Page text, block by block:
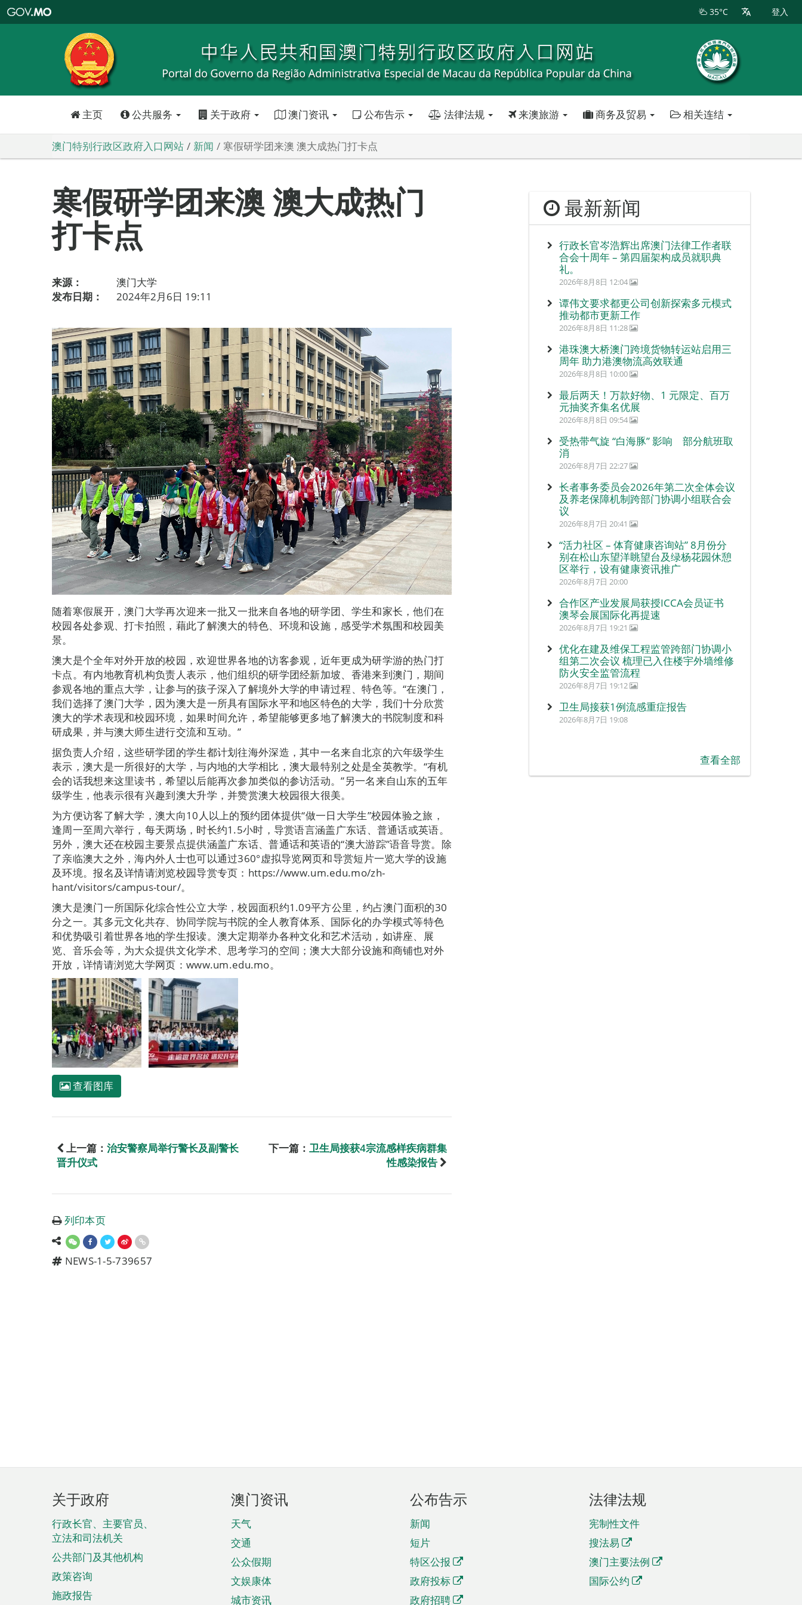
特
政
区
政
口
35°C 登入
主页 公共服务 关于政府 澳门资讯 公布告示 法律法规 来澳旅游 商务及贸易 相关连结
澳门特别行政区政府入口网站 新闻 寒假研学团来澳 澳大成热门打卡点
寒假研学团来澳 澳大成热门
打卡点
来源：
澳门大学
发布日期：
2024年2月6日 19:11
随着寒假展开，澳门大学再次迎来一批又一批来自各地的研学团、学生和家长，他们在
校园各处参观、打卡拍照，藉此了解澳大的特色、环境和设施，感受学术氛围和校园美
景。
澳大是个全年对外开放的校园，欢迎世界各地的访客参观，近年更成为研学游的热门打
卡点。有内地教育机构负责人表示，他们组织的研学团经新加坡、香港来到澳门，期间
参观各地的重点大学，让参与的孩子深入了解境外大学的申请过程、特色等。“在澳门，
我们选择了澳门大学，因为澳大是一所具有国际水平和地区特色的大学，我们十分欣赏
澳大的学术表现和校园环境，如果时间允许，希望能够更多地了解澳大的书院制度和科
研成果，并与澳大师生进行交流和互动。”
据负责人介绍，这些研学团的学生都计划往海外深造，其中一名来自北京的六年级学生
表示，澳大是一所很好的大学，与内地的大学相比，澳大最特别之处是全英教学。“有机
会的话我想来这里读书，希望以后能再次参加类似的参访活动。”另一名来自山东的五年
级学生，他表示很有兴趣到澳大升学，并赞赏澳大校园很大很美。
为方便访客了解大学，澳大向10人以上的预约团体提供“做一日大学生”校园体验之旅，
逢周一至周六举行，每天两场，时长约1.5小时，导赏语言涵盖广东话、普通话或英语。
另外，澳大还在校园主要景点提供涵盖广东话、普通话和英语的“澳大游踪”语音导赏。除
了亲临澳大之外，海内外人士也可以通过360°虚拟导览网页和导赏短片一览大学的设施
及环境。报名及详情请浏览校园导赏专页：https://www.um.edu.mo/zh-
hant/visitors/campus-tour/。
澳大是澳门一所国际化综合性公立大学，校园面积约1.09平方公里，约占澳门面积的30
分之一。其多元文化共存、协同学院与书院的全人教育体系、国际化的办学模式等特色
和优势吸引着世界各地的学生报读。澳大定期举办各种文化和艺术活动，如讲座、展
览、音乐会等，为大众提供文化学术、思考学习的空间；澳大大部分设施和商铺也对外
开放，详情请浏览大学网页：www.um.edu.mo。
查看图库
上一篇： 治安警察局举行警长及副警长
晋升仪式
下一篇： 卫生局接获4宗流感样疾病群集
性感染报告
列印本页
NEWS-1-5-739657
最新新闻
行政长官岑浩辉出席澳门法律工作者联
合会十周年 – 第四届架构成员就职典
礼。
2026年8月8日 12:04
谭伟文要求都更公司创新探索多元模式
推动都市更新工作
2026年8月8日 11:28
港珠澳大桥澳门跨境货物转运站启用三
周年 助力港澳物流高效联通
2026年8月8日 10:00
最后两天！万款好物、1 元限定、百万
元抽奖齐集名优展
2026年8月8日 09:54
受热带气旋 “白海豚” 影响 部分航班取
消
2026年8月7日 22:27
长者事务委员会2026年第二次全体会议
及养老保障机制跨部门协调小组联合会
议
2026年8月7日 20:41
“活力社区 – 体育健康咨询站” 8月份分
别在松山东望洋眺望台及绿杨花园休憩
区举行，设有健康资讯推广
2026年8月7日 20:00
合作区产业发展局获授ICCA会员证书
澳琴会展国际化再提速
2026年8月7日 19:21
优化在建及维保工程监管跨部门协调小
组第二次会议 梳理已入住楼宇外墙维修
防火安全监管流程
2026年8月7日 19:12
卫生局接获1例流感重症报告
2026年8月7日 19:08
查看全部
页
脚
菜
单
关于政府
行政长官、主要官员、
立法和司法机关
公共部门及其他机构
政策咨询
施政报告
澳门资讯
天气
交通
公众假期
文娱康体
城市资讯
公布告示
新闻
短片
特区公报
政府投标
政府招聘
法律法规
宪制性文件
搜法易
澳门主要法例
国际公约